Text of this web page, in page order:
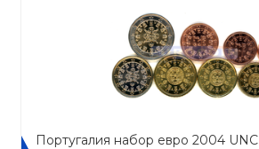
Португалия набор евро 2004 UNC